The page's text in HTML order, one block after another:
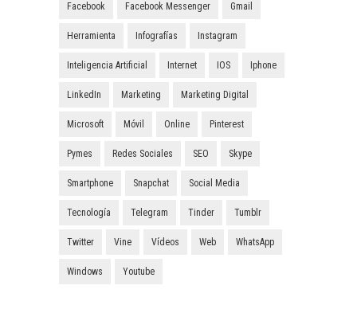
Facebook Facebook Messenger Gmail
Herramienta Infografías Instagram
Inteligencia Artificial Internet IOS Iphone
LinkedIn Marketing Marketing Digital
Microsoft Móvil Online Pinterest
Pymes Redes Sociales SEO Skype
Smartphone Snapchat Social Media
Tecnología Telegram Tinder Tumblr
Twitter Vine Vídeos Web WhatsApp
Windows Youtube